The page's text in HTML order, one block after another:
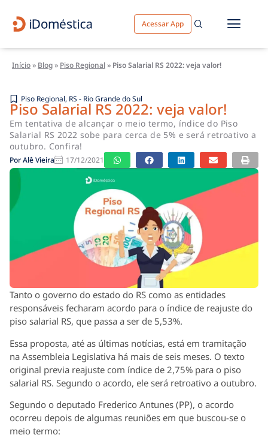
Acessar App
Início» Blog» Piso Regional» Piso Salarial RS 2022: veja valor!
Piso Regional, RS - Rio Grande do Sul
Piso Salarial RS 2022: veja valor!
Em tentativa de alcançar o meio termo, índice do Piso
Salarial RS 2022 sobe para cerca de 5% e será retroativo a
outubro. Confira!
PorAlê Vieira 17/12/2021
Tanto o governo do estado do RS como as entidades
responsáveis fecharam acordo para o índice de reajuste do
piso salarial RS, que passa a ser de 5,53%.
Essa proposta, até as últimas notícias, está em tramitação
na Assembleia Legislativa há mais de seis meses. O texto
original previa reajuste com índice de 2,75% para o piso
salarial RS. Segundo o acordo, ele será retroativo a outubro.
Segundo o deputado Frederico Antunes (PP), o acordo
ocorreu depois de algumas reuniões em que buscou-se o
meio termo: